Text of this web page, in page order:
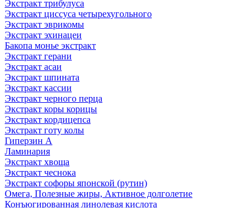
Экстракт трибулуса
Экстракт циссуса четырехугольного
Экстракт эврикомы
Экстракт эхинацеи
Бакопа монье экстракт
Экстракт герани
Экстракт асаи
Экстракт шпината
Экстракт кассии
Экстракт черного перца
Экстракт коры корицы
Экстракт кордицепса
Экстракт готу колы
Гиперзин А
Ламинария
Экстракт хвоща
Экстракт чеснока
Экстракт софоры японской (рутин)
Омега, Полезные жиры, Активное долголетие
Конъюгированная линолевая кислота